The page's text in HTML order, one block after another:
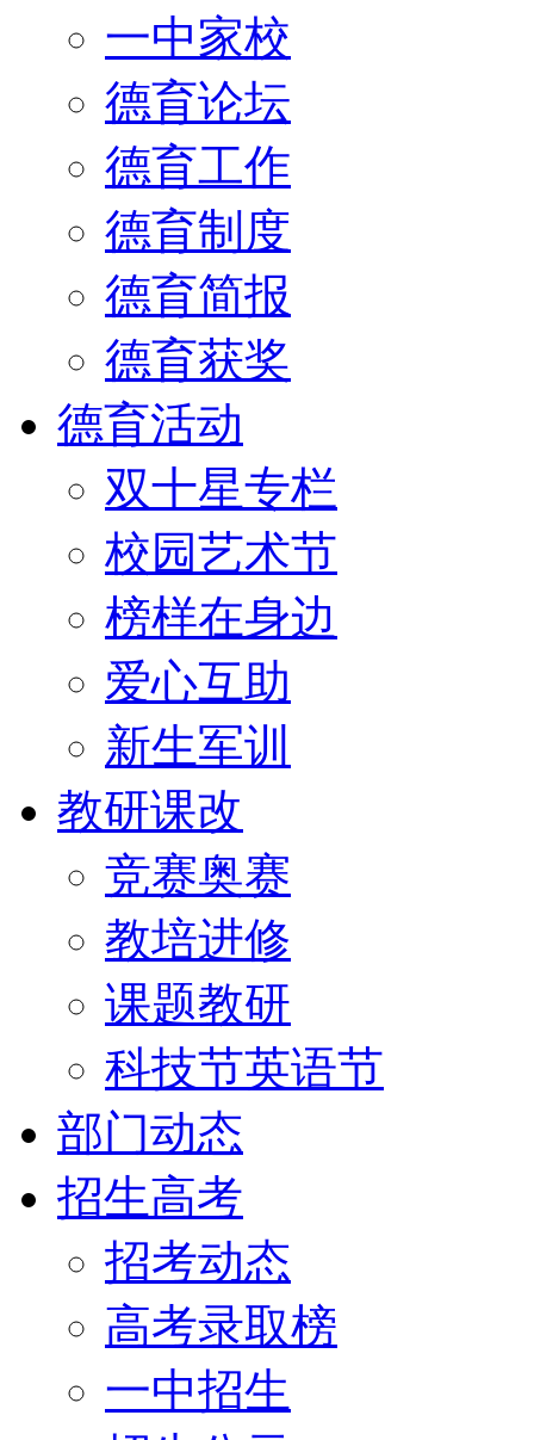
一中家校
德育论坛
德育工作
德育制度
德育简报
德育获奖
德育活动
双十星专栏
校园艺术节
榜样在身边
爱心互助
新生军训
教研课改
竞赛奥赛
教培进修
课题教研
科技节英语节
部门动态
招生高考
招考动态
高考录取榜
一中招生